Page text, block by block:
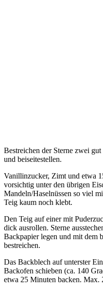
Bestreichen der Sterne zwei
und beiseitestellen.
Vanillinzucker, Zimt und etwa
vorsichtig unter den übrigen
Mandeln/Haselnüssen so viel
Teig kaum noch klebt.
Den Teig auf einer mit
dick ausrollen. Sterne
Backpapier legen und mit dem
bestreichen.
Das Backblech auf unterster
Backofen schieben (ca. 140
etwa 25 Minuten backen. Max.